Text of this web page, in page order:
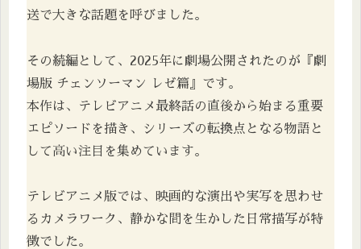
送で大きな話題を呼びました。
その続編として、2025年に劇場公開されたのが『劇
場版 チェンソーマン レゼ篇』です。
本作は、テレビアニメ最終話の直後から始まる重要
エピソードを描き、シリーズの転換点となる物語と
して高い注目を集めています。
テレビアニメ版では、映画的な演出や実写を思わせ
るカメラワーク、静かな間を生かした日常描写が特
徴でした。